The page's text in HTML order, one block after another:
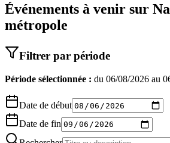
Événements à venir sur
métropole
Filtrer par période
Période sélectionnée : du 06/08/2026 au
Date de début
Date de fin